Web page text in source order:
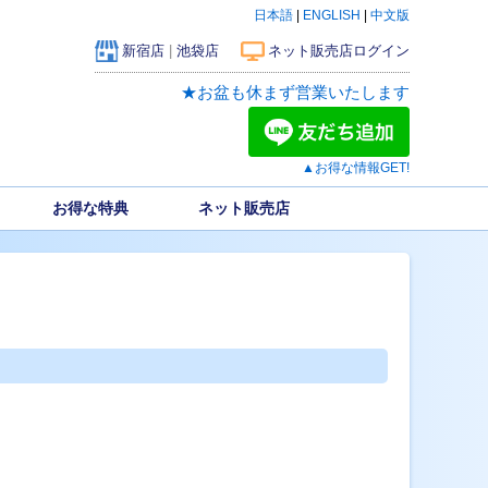
日本語 ENGLISH 中文版
新宿店 池袋店 ネット販売店ログイン
★お盆も休まず営業いたします
▲お得な情報GET!
お得な特典 ネット販売店